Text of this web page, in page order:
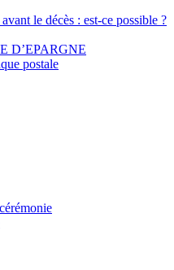
le décès : est-ce possible ?
D’EPARGNE
postale